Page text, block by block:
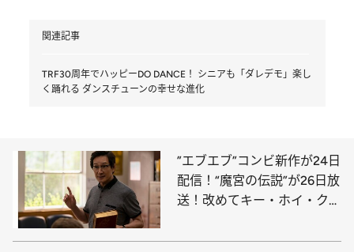
関連記事
TRF30周年でハッピーDO DANCE！ シニアも「ダレデモ」楽し
く踊れる ダンスチューンの幸せな進化
”エブエブ”コンビ新作が24日
配信！“魔宮の伝説”が26日放
送！改めてキー・ホイ・クァ